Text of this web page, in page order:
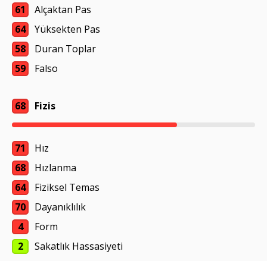
61
Alçaktan Pas
64
Yüksekten Pas
58
Duran Toplar
59
Falso
68 Fizis
71
Hız
68
Hızlanma
64
Fiziksel Temas
70
Dayanıklılık
4
Form
2
Sakatlık Hassasiyeti